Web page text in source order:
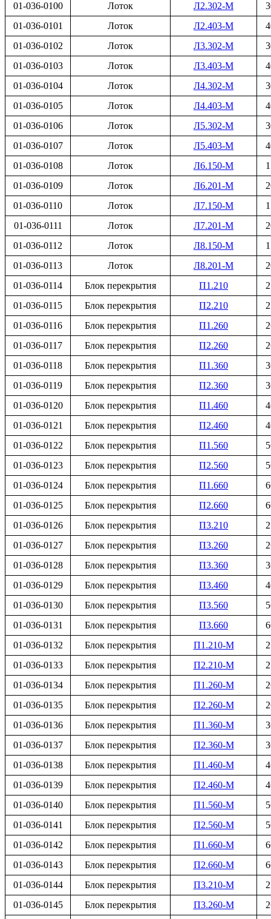
01-036-0100
Лоток Л2.302-М
01-036-0101
Лоток Л2.403-М
01-036-0102
Лоток Л3.302-М
01-036-0103
Лоток Л3.403-М
01-036-0104
Лоток Л4.302-М
01-036-0105
Лоток Л4.403-М
01-036-0106
Лоток Л5.302-М
01-036-0107
Лоток Л5.403-М
01-036-0108
Лоток Л6.150-М
01-036-0109
Лоток Л6.201-М
01-036-0110
Лоток Л7.150-М
01-036-0111
Лоток Л7.201-М
01-036-0112
Лоток Л8.150-М
01-036-0113
Лоток Л8.201-М
01-036-0114
Блок перекрытия П1.210
01-036-0115
Блок перекрытия П2.210
01-036-0116
Блок перекрытия П1.260
01-036-0117
Блок перекрытия П2.260
01-036-0118
Блок перекрытия П1.360
01-036-0119
Блок перекрытия П2.360
01-036-0120
Блок перекрытия П1.460
01-036-0121
Блок перекрытия П2.460
01-036-0122
Блок перекрытия П1.560
01-036-0123
Блок перекрытия П2.560
01-036-0124
Блок перекрытия П1.660
01-036-0125
Блок перекрытия П2.660
01-036-0126
Блок перекрытия П3.210
01-036-0127
Блок перекрытия П3.260
01-036-0128
Блок перекрытия П3.360
01-036-0129
Блок перекрытия П3.460
01-036-0130
Блок перекрытия П3.560
01-036-0131
Блок перекрытия П3.660
01-036-0132
Блок перекрытия П1.210-М
01-036-0133
Блок перекрытия П2.210-М
01-036-0134
Блок перекрытия П1.260-М
01-036-0135
Блок перекрытия П2.260-М
01-036-0136
Блок перекрытия П1.360-М
01-036-0137
Блок перекрытия П2.360-М
01-036-0138
Блок перекрытия П1.460-М
01-036-0139
Блок перекрытия П2.460-М
01-036-0140
Блок перекрытия П1.560-М
01-036-0141
Блок перекрытия П2.560-М
01-036-0142
Блок перекрытия П1.660-М
01-036-0143
Блок перекрытия П2.660-М
01-036-0144
Блок перекрытия П3.210-М
01-036-0145
Блок перекрытия П3.260-М